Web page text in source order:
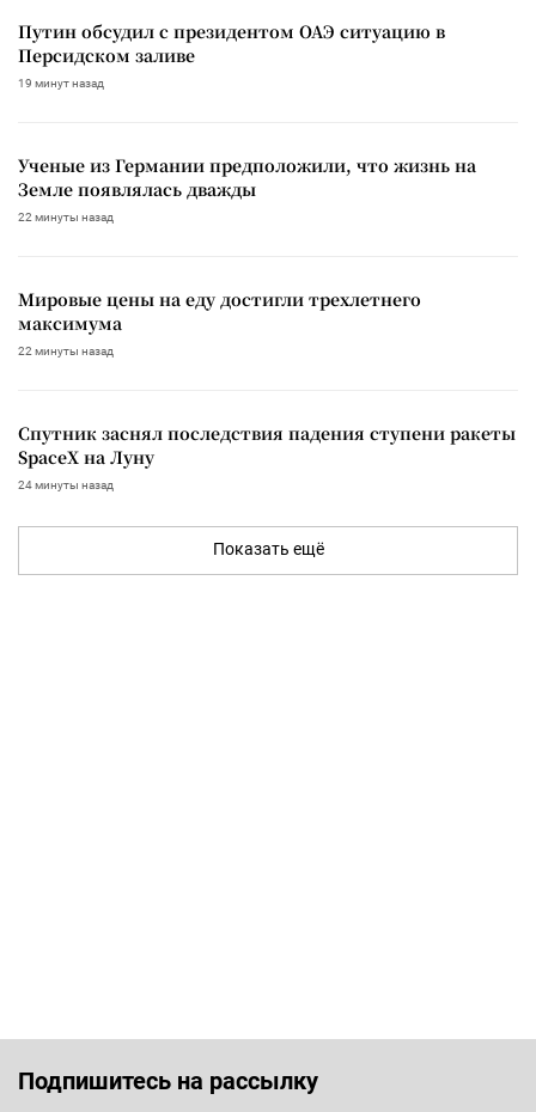
Путин обсудил с президентом ОАЭ ситуацию в
Персидском заливе
19 минут назад
Ученые из Германии предположили, что жизнь на
Земле появлялась дважды
22 минуты назад
Мировые цены на еду достигли трехлетнего
максимума
22 минуты назад
Спутник заснял последствия падения ступени ракеты
SpaceX на Луну
24 минуты назад
Показать ещё
Подпишитесь на рассылку